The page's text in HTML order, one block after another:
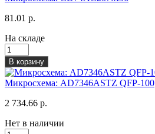
81.01 р.
На складе
В корзину
Микросхема: AD7346ASTZ QFP-100
2 734.66 р.
Нет в наличии